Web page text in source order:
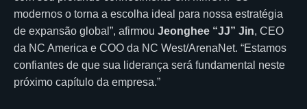
modernos o torna a escolha ideal para nossa estratégia
de expansão global”, afirmou Jeonghee “JJ” Jin, CEO
da NC America e COO da NC West/ArenaNet. “Estamos
confiantes de que sua liderança será fundamental neste
próximo capítulo da empresa.”